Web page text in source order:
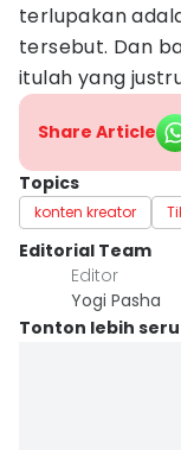
terlupakan
tersebut. Dan
itulah yang
Share Article
Topics
konten kreator
Editorial Team
Editor
Yogi Pasha
Tonton lebih